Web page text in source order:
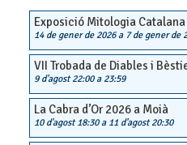
Exposició Mitologia
14 de gener de 2026a 7 de gener de
VII Trobada de Diables i
9 d'agost 22:00a 23:59
La Cabra d’Or 2026 a Moià
10 d'agost 18:30a 11 d'agost 20:30